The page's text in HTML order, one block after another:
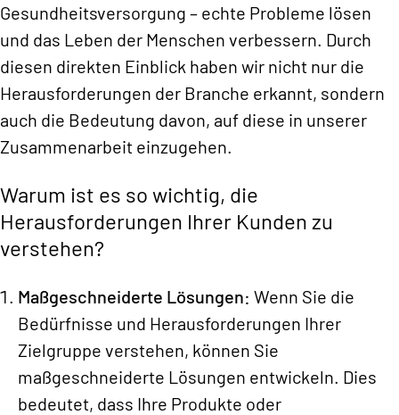
Gesundheitsversorgung – echte Probleme lösen
und das Leben der Menschen verbessern. Durch
diesen direkten Einblick haben wir nicht nur die
Herausforderungen der Branche erkannt, sondern
auch die Bedeutung davon, auf diese in unserer
Zusammenarbeit einzugehen.
Warum ist es so wichtig, die
Herausforderungen Ihrer Kunden zu
verstehen?
Maßgeschneiderte Lösungen: Wenn Sie die
Bedürfnisse und Herausforderungen Ihrer
Zielgruppe verstehen, können Sie
maßgeschneiderte Lösungen entwickeln. Dies
bedeutet, dass Ihre Produkte oder